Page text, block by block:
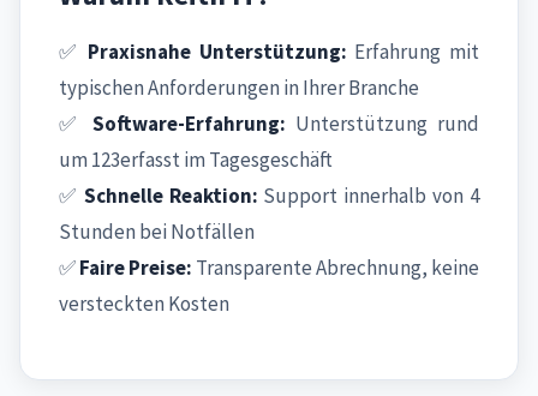
✅ Praxisnahe Unterstützung: Erfahrung mit
typischen Anforderungen in Ihrer Branche
✅ Software-Erfahrung: Unterstützung rund
um 123erfasst im Tagesgeschäft
✅ Schnelle Reaktion: Support innerhalb von 4
Stunden bei Notfällen
✅Faire Preise: Transparente Abrechnung, keine
versteckten Kosten